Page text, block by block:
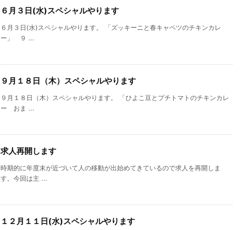
６月３日(水)スペシャルやります
６月３日(水)スペシャルやります。 「ズッキーニと春キャベツのチキンカレ
ー」 ９ ...
９月１８日（木）スペシャルやります
９月１８日（木）スペシャルやります。 「ひよこ豆とプチトマトのチキンカレ
ー おま ...
求人再開します
時期的に年度末が近づいて人の移動が出始めてきているので求人を再開しま
す。今回は主 ...
１２月１１日(水)スペシャルやります